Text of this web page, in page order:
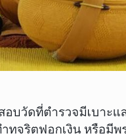
อบวัดที่ตำรวจมีเบา
ทุจริตฟอกเงิน หรือมี